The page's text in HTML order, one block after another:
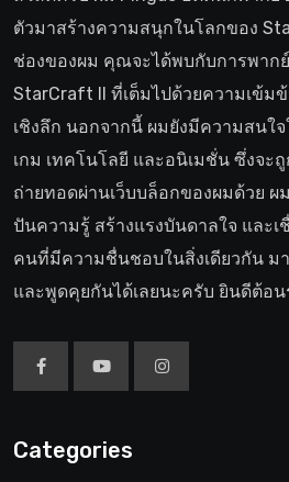
ตัวมาสร้างความสนุกในโลกของ
ช่องของผม คุณจะได้พบกับการพากย์
StarCraft II ที่เต็มไปด้วยความเข้ม
เชิงลึก นอกจากนี้ ผมยังมีความสนใจ
เกม เทคโนโลยี และอนิเมชั่น ซึ่งจะ
ถ่ายทอดผ่านเว็บบล็อกของผมด้วย ผ
ปันความรู้ สร้างแรงบันดาลใจ และ
คนที่มีความชื่นชอบในสิ่งเดียวกัน ม
และพูดคุยกันได้เลยนะครับ ยินดีต้อ
Categories